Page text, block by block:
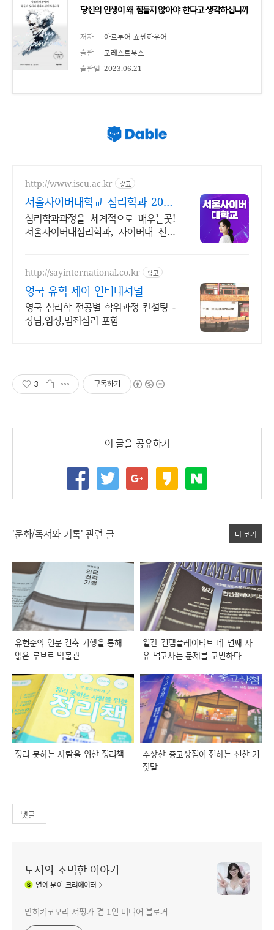
당신의 인생이 왜 힘들지 않아야 한다고 생각하십니까
저자
아르투어 쇼펜하우어
출판
포레스트북스
출판일 2023.06.21
http://www.iscu.ac.kr 광고
서울사이버대학교 심리학과 2026
가을학기 신편입생
심리학과과정을 체계적으로 배우는곳!
서울사이버대심리학과, 사이버대 신입
http://sayinternational.co.kr 광고
영국 유학 세이 인터내셔널
영국 심리학 전공별 학위과정 컨설팅 -
상담,임상,범죄심리 포함
3 구독하기
이 글을 공유하기
'문화/독서와 기록' 관련 글 더 보기
유현준의 인문 건축 기행을 통해
읽은 루브르 박물관
월간 컨템플레이티브 네 번째 사
유 먹고사는 문제를 고민하다
정리 못하는 사람을 위한 정리책
수상한 중고상점이 전하는 선한 거
짓말
댓글
노지의 소박한 이야기
연예분야 크리에이터
반히키코모리 서평가 겸 1인 미디어 블로거